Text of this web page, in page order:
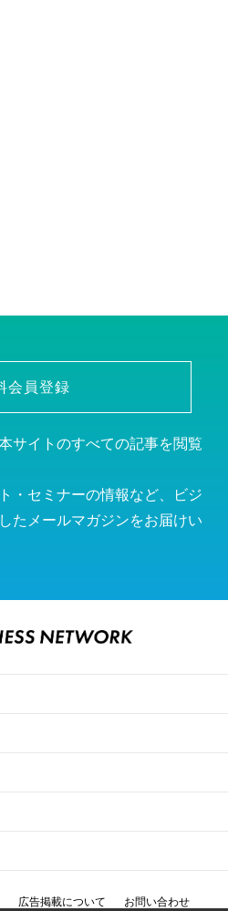
会員登録
サイトのすべての記事を閲覧
・セミナーの情報など、ビジ
たメールマガジンをお届けい
広告掲載について お問い合わせ